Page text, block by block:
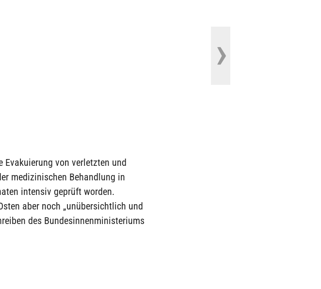
Evakuierung von verletzten und
medizinischen Behandlung in
intensiv geprüft worden.
aber noch „unübersichtlich und
des Bundesinnenministeriums